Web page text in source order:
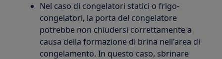
Nel caso di congelatori statici o frigo-
congelatori, la porta del congelatore
potrebbe non chiudersi correttamente a
causa della formazione di brina nell'area di
congelamento. In questo caso, sbrinare